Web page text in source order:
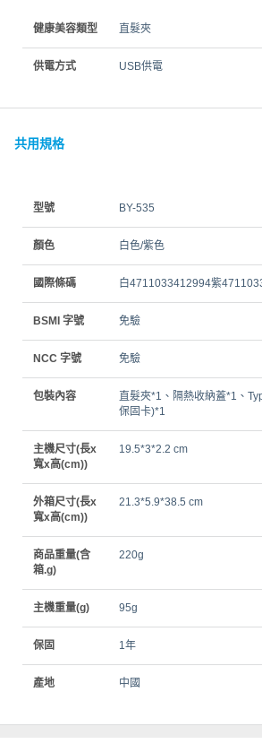
健康美容類型 直髮夾
供電方式 USB供電
共用規格
型號 BY-535
顏色 白色/紫色
國際條碼 白4711033412994紫
BSMI 字號 免驗
NCC 字號 免驗
包裝內容
直髮夾*1、隔熱收納蓋*1、
保固卡)*1
主機尺寸(長x
寬x高(cm))
19.5*3*2.2 cm
外箱尺寸(長x
寬x高(cm))
21.3*5.9*38.5 cm
商品重量(含
箱.g)
220g
主機重量(g) 95g
保固 1年
產地 中國